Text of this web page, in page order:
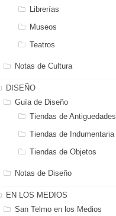
Librerías
Museos
Teatros
Notas de Cultura
DISEÑO
Guía de Diseño
Tiendas de Antiguedades
Tiendas de Indumentaria
Tiendas de Objetos
Notas de Diseño
EN LOS MEDIOS
San Telmo en los Medios